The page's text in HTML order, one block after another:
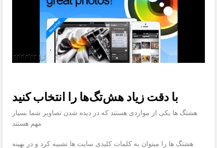
با دقت زیاد هش‌تگ‌ها را انتخاب کنید
هشتگ ها یکی از مواردی هستند که در دیده شدن تصاویر شما بسیار
هشتگ ها را میتوان به کلمات کلیدی سایت ها تشبیه کرد و در بهینه